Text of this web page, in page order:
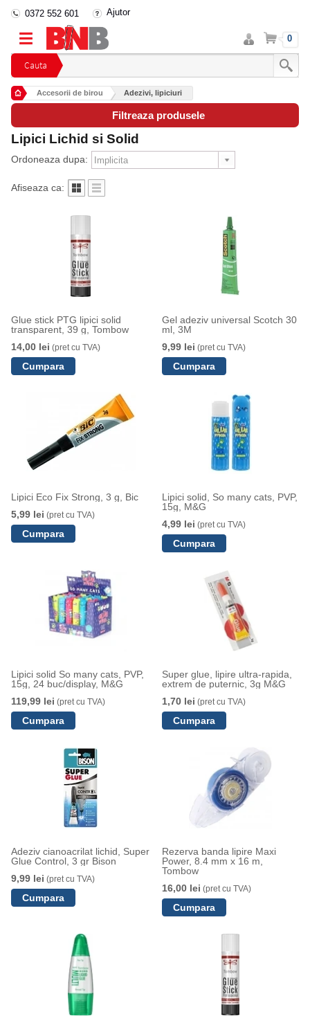
Cauta
0372 552 601 Ajutor
Intra
in
cont
Cos 0
Accesorii de birou Adezivi, lipiciuri
Filtreaza produsele
Lipici Lichid si Solid
Ordoneaza dupa:
Afiseaza ca:
Glue stick PTG lipici solid
transparent, 39 g, Tombow
14,00 lei (pret cu TVA)
Gel adeziv universal Scotch 30
ml, 3M
9,99 lei (pret cu TVA)
Lipici Eco Fix Strong, 3 g, Bic
5,99 lei (pret cu TVA)
Lipici solid, So many cats, PVP,
15g, M&G
4,99 lei (pret cu TVA)
Lipici solid So many cats, PVP,
15g, 24 buc/display, M&G
119,99 lei (pret cu TVA)
Super glue, lipire ultra-rapida,
extrem de puternic, 3g M&G
1,70 lei (pret cu TVA)
Adeziv cianoacrilat lichid, Super
Glue Control, 3 gr Bison
9,99 lei (pret cu TVA)
Rezerva banda lipire Maxi
Power, 8.4 mm x 16 m,
Tombow
16,00 lei (pret cu TVA)